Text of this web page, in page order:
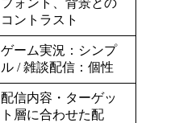
コントラスト
ゲーム実況：シンプ
ル / 雑談配信：個性
配信内容・ターゲッ
ト層に合わせた配